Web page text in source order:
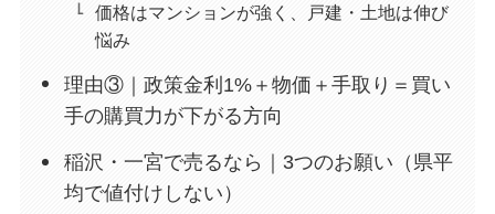
価格はマンションが強く、戸建・土地は伸び
悩み
理由③｜政策金利1%＋物価＋手取り＝買い
手の購買力が下がる方向
稲沢・一宮で売るなら｜3つのお願い（県平
均で値付けしない）